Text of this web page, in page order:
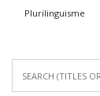
Plurilinguisme